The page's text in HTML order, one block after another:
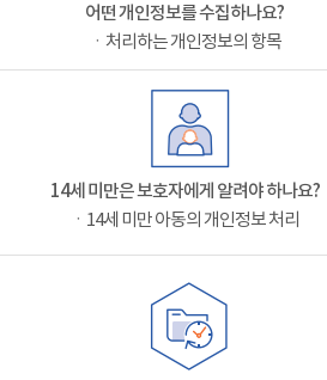
어떤 개인정보를 수집하나요?
ㆍ처리하는 개인정보의 항목
14세 미만은 보호자에게 알려야 하나요?
ㆍ14세 미만 아동의 개인정보 처리